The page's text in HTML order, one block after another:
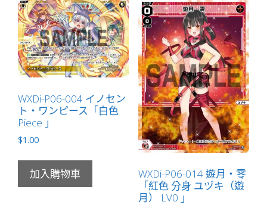
奏
像：
惡
魔
LV2
LB」
數
量
WXDi-P06-004 イノセン
ト・ワンピース「白色
Piece 」
$1.00
加入購物車
WXDi-P06-014 遊月・零
「紅色 分身 ユヅキ（遊
月） LV0 」